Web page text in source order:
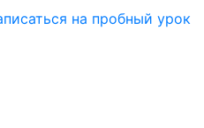
на пробный урок